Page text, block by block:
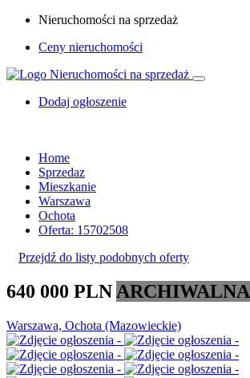
Nieruchomości na sprzedaż
Ceny nieruchomości
Dodaj ogłoszenie
Home
Sprzedaz
Mieszkanie
Warszawa
Ochota
Oferta: 15702508
Przejdź do listy podobnych oferty
640 000 PLN ARCHIWALNA
Warszawa, Ochota (Mazowieckie)